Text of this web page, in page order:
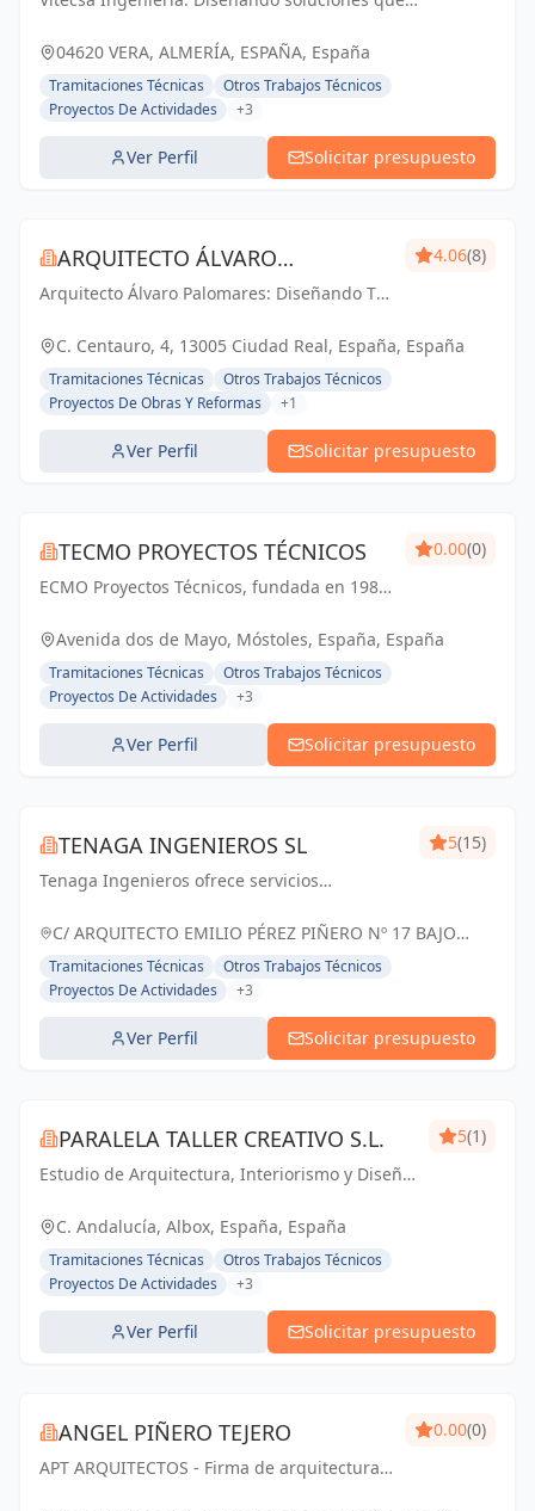
04620 VERA, ALMERÍA, ESPAÑA, España
Tramitaciones Técnicas
Otros Trabajos Técnicos
Proyectos De Actividades
+3
Ver Perfil Solicitar presupuesto
ARQUITECTO ÁLVARO
PALOMARES
Arquitecto Álvaro Palomares: Diseñando Tu
4.06(8)
C. Centauro, 4, 13005 Ciudad Real, España, España
Tramitaciones Técnicas
Otros Trabajos Técnicos
Proyectos De Obras Y Reformas
+1
Ver Perfil Solicitar presupuesto
TECMO PROYECTOS TÉCNICOS
ECMO Proyectos Técnicos, fundada en 1989,
experiencia en la elaboración y tramitación
de proyectos de ingeniería, tanto
industriales,...
0.00(0)
Avenida dos de Mayo, Móstoles, España, España
Tramitaciones Técnicas
Otros Trabajos Técnicos
Proyectos De Actividades
+3
Ver Perfil Solicitar presupuesto
TENAGA INGENIEROS SL
Tenaga Ingenieros ofrece servicios
mejorar la eficiencia energética y reducir
hasta g...
5(15)
C/ ARQUITECTO EMILIO PÉREZ PIÑERO Nº 17 BAJO
MURCIA, España
Tramitaciones Técnicas
Otros Trabajos Técnicos
Proyectos De Actividades
+3
Ver Perfil Solicitar presupuesto
PARALELA TALLER CREATIVO S.L.
Estudio de Arquitectura, Interiorismo y Diseño.
Reforma y Obra Nueva.
5(1)
C. Andalucía, Albox, España, España
Tramitaciones Técnicas
Otros Trabajos Técnicos
Proyectos De Actividades
+3
Ver Perfil Solicitar presupuesto
ANGEL PIÑERO TEJERO
APT ARQUITECTOS - Firma de arquitectura
0.00(0)